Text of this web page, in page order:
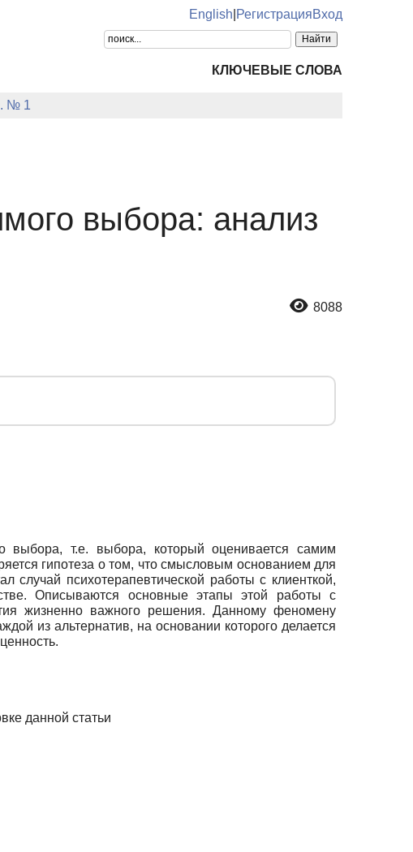
English РегистрацияВход
КЛЮЧЕВЫЕ СЛОВА
№ 1
выбора: анализ
8088
выбора, т.е. выбора, который оценивается самим
гипотеза о том, что смысловым основанием для
психотерапевтической работы с клиенткой,
Описываются основные этапы этой работы с
жизненно важного решения. Данному феномену
из альтернатив, на основании которого делается
данной статьи